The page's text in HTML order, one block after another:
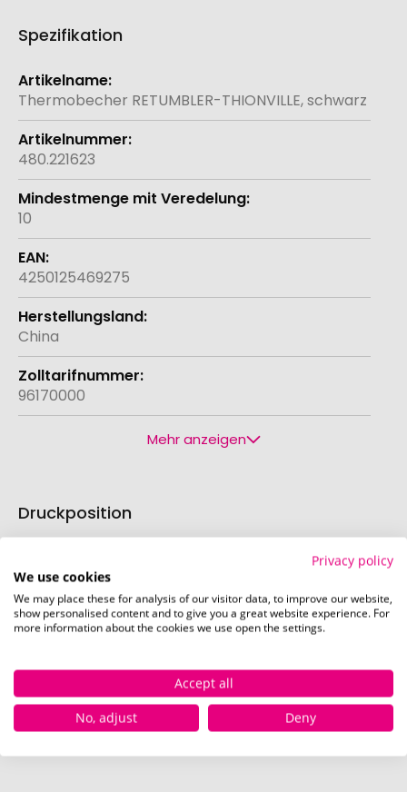
Spezifikation
Weitere
Informationen
Thermobecher RETUMBLER-THIONVILLE, schwarz
480.221623
10
4250125469275
China
96170000
Mehr anzeigen
Druckposition
Die bei diesem Produkt bedruckbaren Positionen
sind in den Bildern exemplarisch dargestellt.
hierdie Standskizze
herunterladen.
Privacy policy
We use cookies
We may place these for analysis of our visitor data, to improve our website,
show personalised content and to give you a great website experience. For
more information about the cookies we use open the settings.
Accept all
No, adjust
Deny